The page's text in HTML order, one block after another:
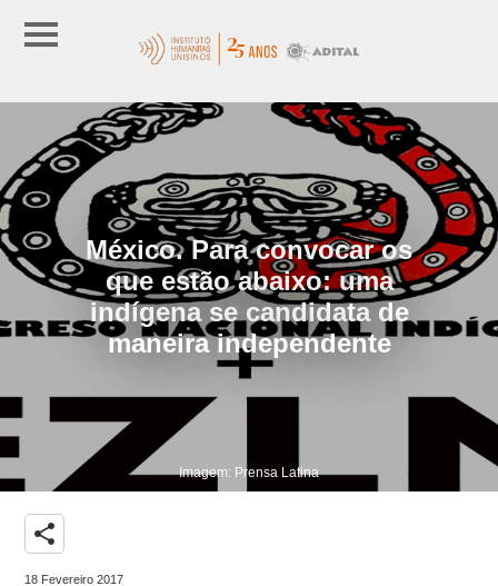
México. Para convocar os
que estão abaixo: uma
indígena se candidata de
maneira independente
Imagem: Prensa Latina
share
18 Fevereiro 2017